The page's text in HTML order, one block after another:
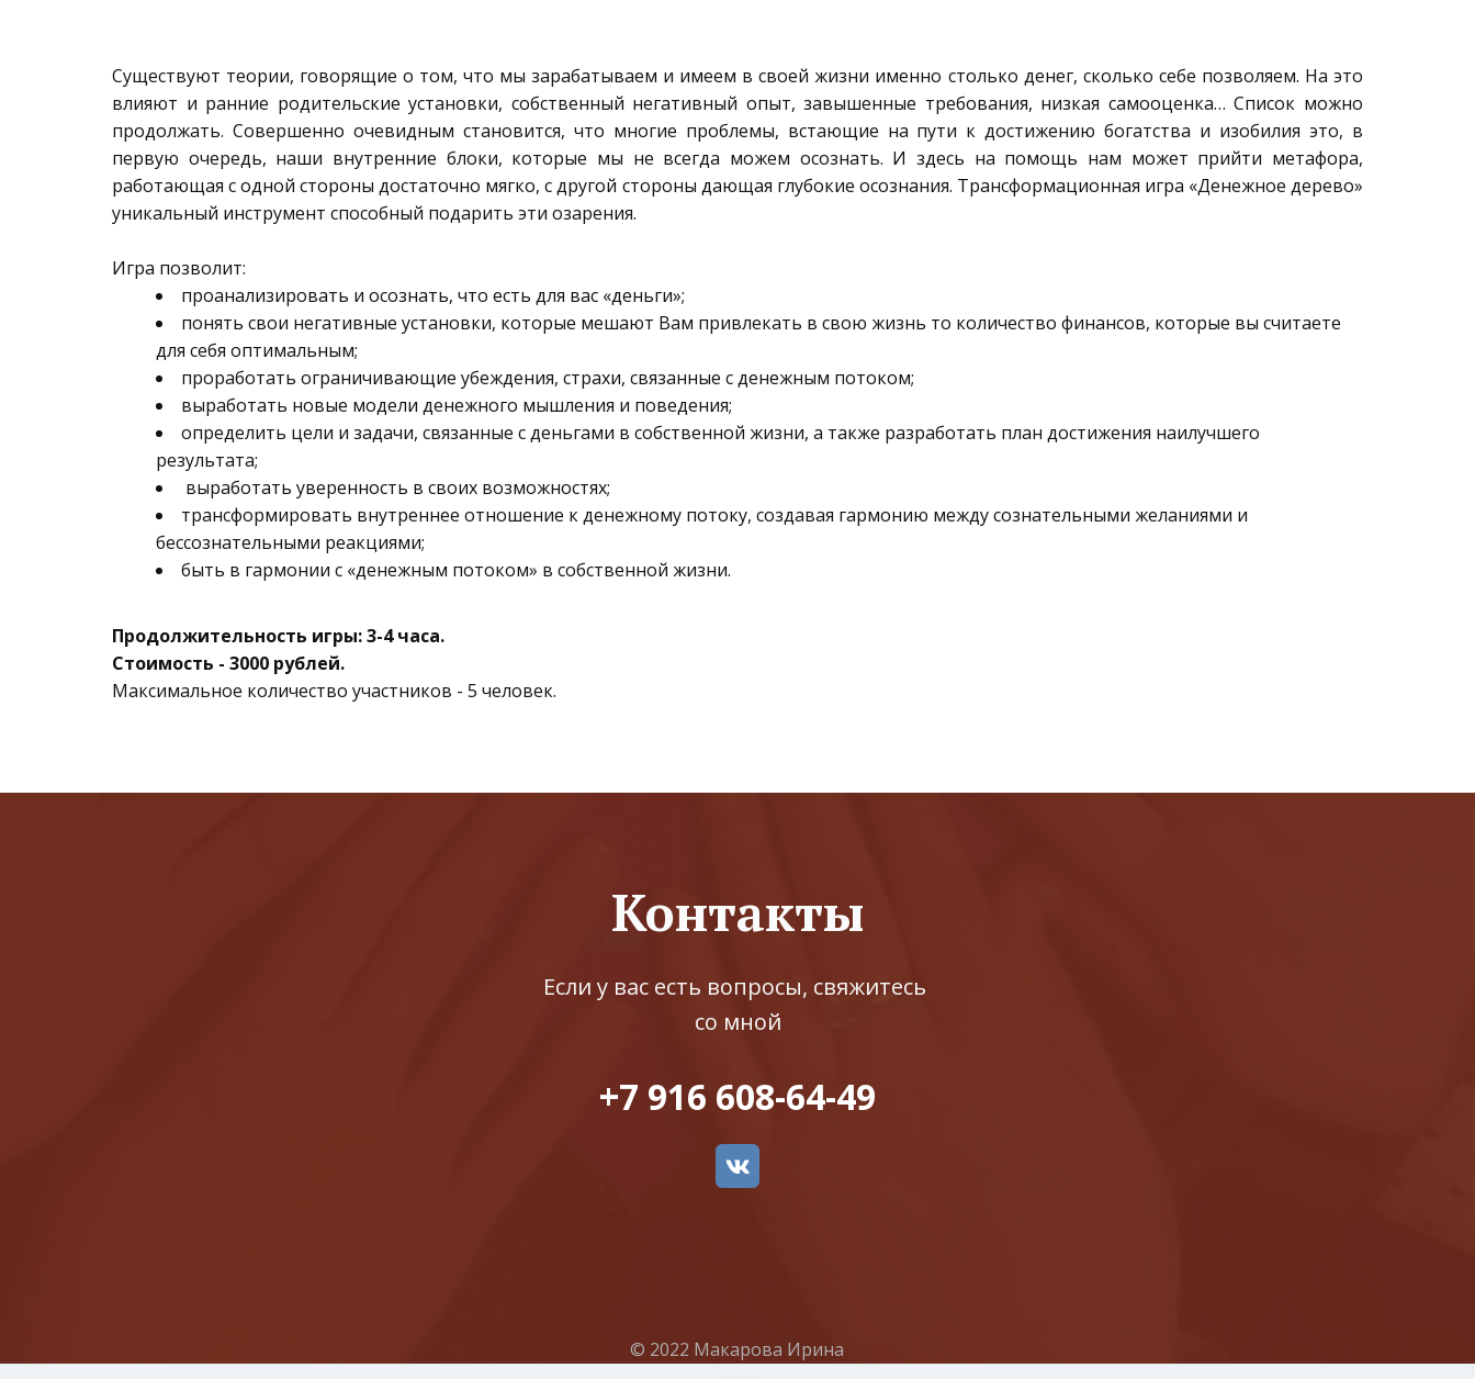
Существуют теории, говорящие о том, что мы зарабатываем и имеем в своей жизни именно столько денег, сколько себе позволяем. На это
влияют и ранние родительские установки, собственный негативный опыт, завышенные требования, низкая самооценка… Список можно
продолжать. Совершенно очевидным становится, что многие проблемы, встающие на пути к достижению богатства и изобилия это, в
первую очередь, наши внутренние блоки, которые мы не всегда можем осознать. И здесь на помощь нам может прийти метафора,
работающая с одной стороны достаточно мягко, с другой стороны дающая глубокие осознания. Трансформационная игра «Денежное дерево»
уникальный инструмент способный подарить эти озарения.
Игра позволит:
проанализировать и осознать, что есть для вас «деньги»;
понять свои негативные установки, которые мешают Вам привлекать в свою жизнь то количество финансов, которые вы считаете
для себя оптимальным;
проработать ограничивающие убеждения, страхи, связанные с денежным потоком;
выработать новые модели денежного мышления и поведения;
определить цели и задачи, связанные с деньгами в собственной жизни, а также разработать план достижения наилучшего
результата;
выработать уверенность в своих возможностях;
трансформировать внутреннее отношение к денежному потоку, создавая гармонию между сознательными желаниями и
бессознательными реакциями;
быть в гармонии с «денежным потоком» в собственной жизни.
Продолжительность игры: 3-4 часа.
Стоимость - 3000 рублей.
Максимальное количество участников - 5 человек.
Контакты
Если у вас есть вопросы, свяжитесь
со мной
+7 916 608-64-49
© 2022 Макарова Ирина